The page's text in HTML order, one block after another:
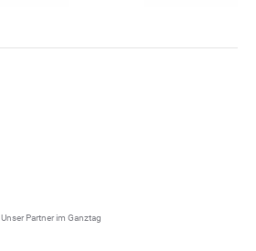
Unser Partner im Ganztag